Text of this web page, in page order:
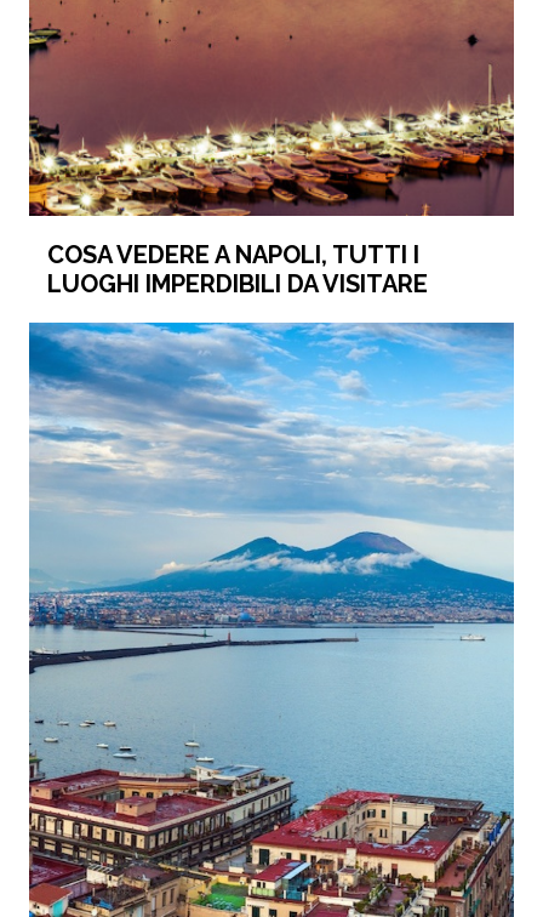
COSA VEDERE A NAPOLI, TUTTI I
LUOGHI IMPERDIBILI DA VISITARE